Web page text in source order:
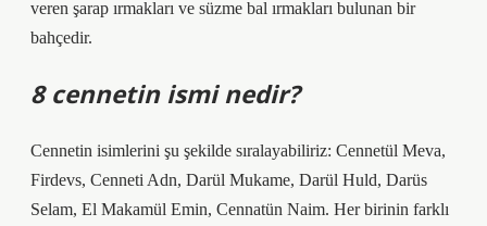
veren şarap ırmakları ve süzme bal ırmakları bulunan bir
bahçedir.
8 cennetin ismi nedir?
Cennetin isimlerini şu şekilde sıralayabiliriz: Cennetül Meva,
Firdevs, Cenneti Adn, Darül Mukame, Darül Huld, Darüs
Selam, El Makamül Emin, Cennatün Naim. Her birinin farklı